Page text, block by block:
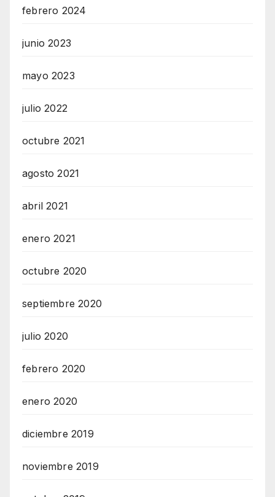
febrero 2024
junio 2023
mayo 2023
julio 2022
octubre 2021
agosto 2021
abril 2021
enero 2021
octubre 2020
septiembre 2020
julio 2020
febrero 2020
enero 2020
diciembre 2019
noviembre 2019